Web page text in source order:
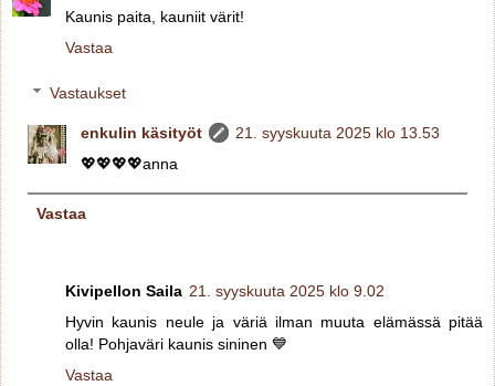
Kaunis paita, kauniit värit!
Vastaa
Vastaukset
enkulin käsityöt
21. syyskuuta 2025 klo 13.53
💖💖💖💖anna
Vastaa
Kivipellon Saila 21. syyskuuta 2025 klo 9.02
Hyvin kaunis neule ja väriä ilman muuta elämässä pitää
olla! Pohjaväri kaunis sininen 💙
Vastaa